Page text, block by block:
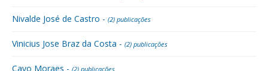
Nivalde José de Castro - (2) publicações
Vinicius Jose Braz da Costa - (2) publicações
Cayo Moraes - (2) publicações